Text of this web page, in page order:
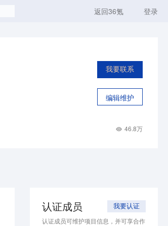
返回36氪 登录
我要联系
编辑维护
46.8万
认证成员 我要认证
认证成员可维护项目信息，并可享合作